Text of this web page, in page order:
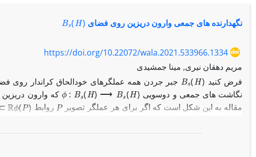
نگهدارنده های جمعی وارون دریزین روی فضای
https://doi.org/10.22072/wala.2021.533966.1334
مریم دهقان نیری, مینا جمشیدی
فرض کنید Bs (H) جبر جردن همه عملگرهای خودالحاق کراندار روی
نگاشت های جمعی و دوسویی
ϕ:Bs(H )⟶Bs(H)
که وارون
مقاله به این شکل است که اگر برای هر عملگر تصویرPروابط Rϕ(P)